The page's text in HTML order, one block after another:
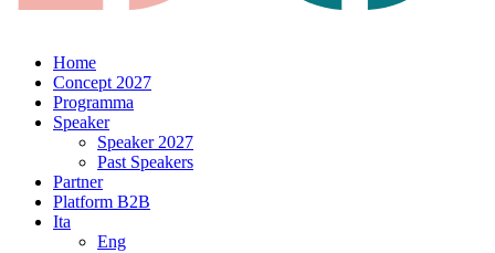
Home
Concept 2027
Programma
Speaker
Speaker 2027
Past Speakers
Partner
Platform B2B
Ita
Eng